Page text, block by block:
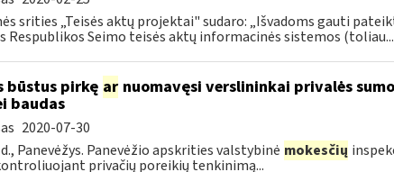
srities „Teisės aktų projektai" sudaro: „Išvadoms gauti
Respublikos Seimo teisės aktų informacinės sistemos (toliau...
būstus pirkę arnuomavęsi verslininkai privalės
baudas
2020-07-30
Panevėžys. Panevėžio apskrities valstybinė mokesčių
privačių poreikių tenkinimą...